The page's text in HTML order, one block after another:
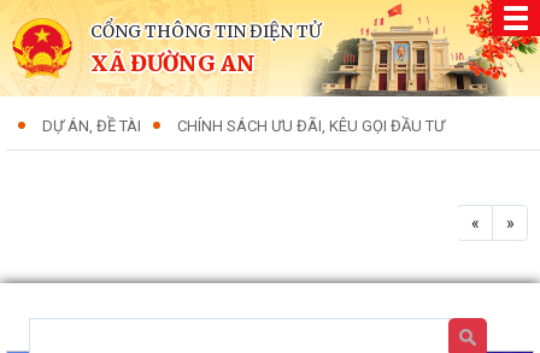
CỔNG THÔNG TIN ĐIỆN TỬ
XÃ ĐƯỜNG AN
DỰ ÁN, ĐỀ TÀI CHÍNH SÁCH ƯU ĐÃI, KÊU GỌI ĐẦU TƯ
« »